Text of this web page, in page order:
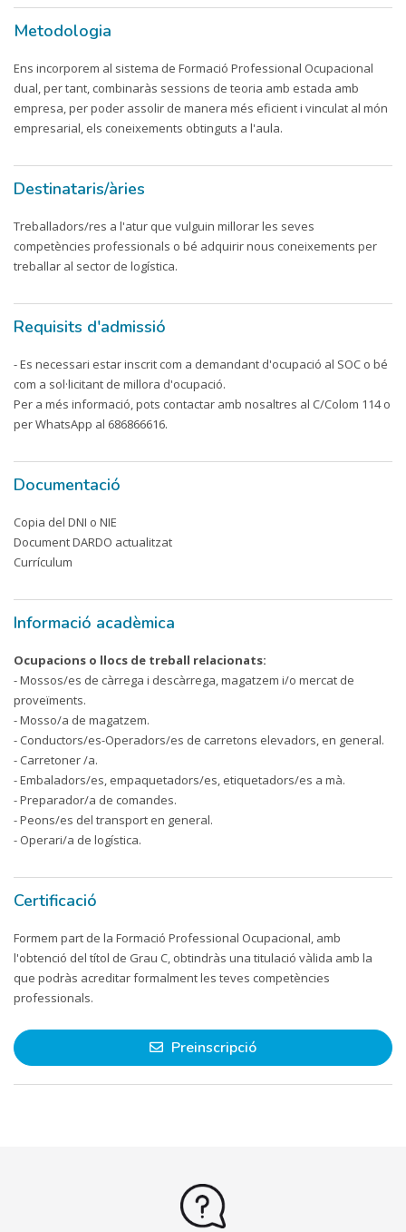
Metodologia
Ens incorporem al sistema de Formació Professional Ocupacional
dual, per tant, combinaràs sessions de teoria amb estada amb
empresa, per poder assolir de manera més eficient i vinculat al món
empresarial, els coneixements obtinguts a l'aula.
Destinataris/àries
Treballadors/res a l'atur que vulguin millorar les seves
competències professionals o bé adquirir nous coneixements per
treballar al sector de logística.
Requisits d'admissió
- Es necessari estar inscrit com a demandant d'ocupació al SOC o bé
com a sol·licitant de millora d'ocupació.
Per a més informació, pots contactar amb nosaltres al C/Colom 114 o
per WhatsApp al 686866616.
Documentació
Copia del DNI o NIE
Document DARDO actualitzat
Currículum
Informació acadèmica
Ocupacions o llocs de treball relacionats:
- Mossos/es de càrrega i descàrrega, magatzem i/o mercat de
proveïments.
- Mosso/a de magatzem.
- Conductors/es-Operadors/es de carretons elevadors, en general.
- Carretoner /a.
- Embaladors/es, empaquetadors/es, etiquetadors/es a mà.
- Preparador/a de comandes.
- Peons/es del transport en general.
- Operari/a de logística.
Certificació
Formem part de la Formació Professional Ocupacional, amb
l'obtenció del títol de Grau C, obtindràs una titulació vàlida amb la
que podràs acreditar formalment les teves competències
professionals.
Preinscripció